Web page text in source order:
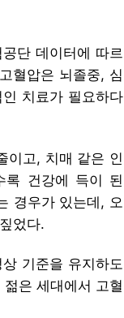
단 데이터에 따르
혈압은 뇌졸중, 심
치료가 필요하다
이고, 치매 같은 인
록 건강에 득이 된
경우가 있는데, 오
었다.
기준을 유지하도
은 세대에서 고혈